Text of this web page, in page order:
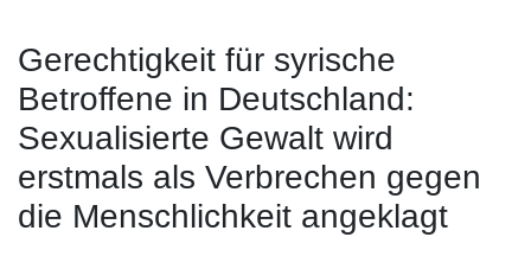
Gerechtigkeit für syrische
Betroffene in Deutschland:
Sexualisierte Gewalt wird
erstmals als Verbrechen gegen
die Menschlichkeit angeklagt